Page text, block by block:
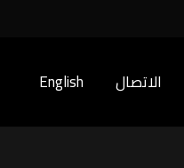
الاتصال English